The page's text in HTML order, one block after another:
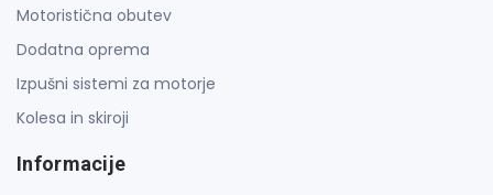
Motoristična obutev
Dodatna oprema
Izpušni sistemi za motorje
Kolesa in skiroji
Informacije